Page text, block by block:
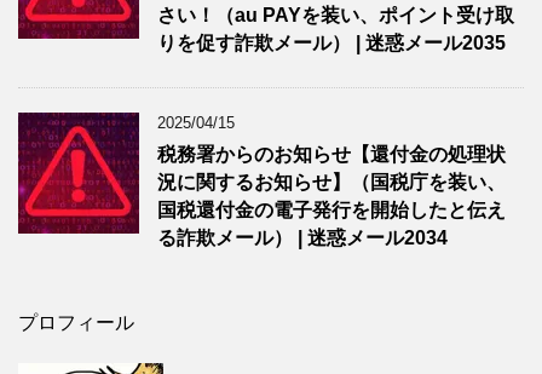
さい！（au PAYを装い、ポイント受け取
りを促す詐欺メール） | 迷惑メール2035
2025/04/15
税務署からのお知らせ【還付金の処理状
況に関するお知らせ】（国税庁を装い、
国税還付金の電子発行を開始したと伝え
る詐欺メール） | 迷惑メール2034
プロフィール